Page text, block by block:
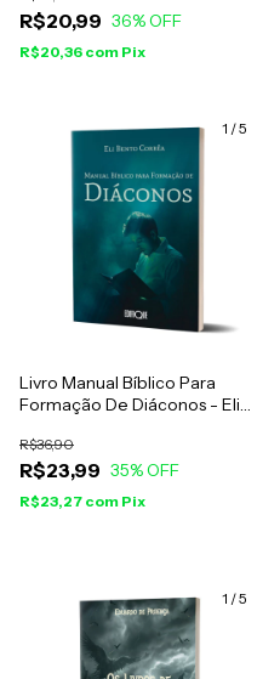
Criação
R$20,99 36% OFF
R$20,36 com Pix
1 /5
Livro Manual Bíblico Para
Formação De Diáconos - Eli
R$23,99
R$36,90
35% OFF
R$23,27 com Pix
1 /5